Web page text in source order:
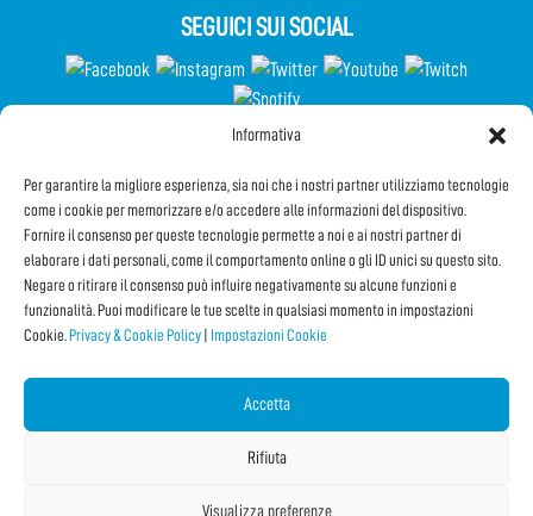
Informativa
Per garantire la migliore esperienza, sia noi che i nostri partner utilizziamo tecnologie
come i cookie per memorizzare e/o accedere alle informazioni del dispositivo.
Fornire il consenso per queste tecnologie permette a noi e ai nostri partner di
elaborare i dati personali, come il comportamento online o gli ID unici su questo sito.
Negare o ritirare il consenso può influire negativamente su alcune funzioni e
funzionalità. Puoi modificare le tue scelte in qualsiasi momento in impostazioni
Cookie. Privacy & Cookie Policy Impostazioni Cookie
Accetta
Rifiuta
Visualizza preferenze
SEGUICI SUI SOCIAL
Iscriviti alla Newsletter
CONDIVIDI QUESTA PAGINA!
Facebook